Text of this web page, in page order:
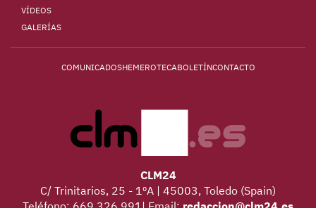
VÍDEOS
GALERÍAS
COMUNICADOSHEMEROTECABOLETÍNCONTACTO
CLM24
C/ Trinitarios, 25 - 1ºA | 45003, Toledo (Spain)